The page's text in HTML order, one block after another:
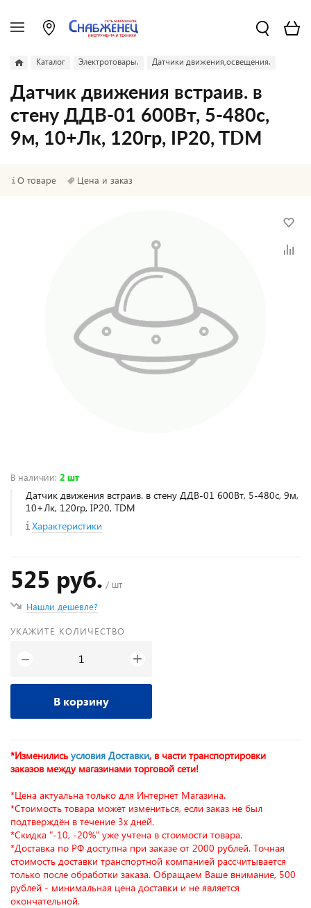
Каталог Электротовары. Датчики движения,освещения.
Датчик движения встраив. в
стену ДДВ-01 600Вт, 5-480с,
9м, 10+Лк, 120гр, IP20, TDM
О товаре Цена и заказ
В наличии: 2 шт
Датчик движения встраив. в стену ДДВ-01 600Вт, 5-480с, 9м,
10+Лк, 120гр, IP20, TDM
Характеристики
525 руб. / шт
Нашли дешевле?
УКАЖИТЕ КОЛИЧЕСТВО
− +
В корзину
*Изменились условия Доставки, в части транспортировки
заказов между магазинами торговой сети!
*Цена актуальна только для Интернет Магазина.
*Стоимость товара может измениться, если заказ не был
подтверждён в течение 3х дней.
*Скидка "-10, -20%" уже учтена в стоимости товара.
*Доставка по РФ доступна при заказе от 2000 рублей. Точная
стоимость доставки транспортной компанией рассчитывается
только после обработки заказа. Обращаем Ваше внимание, 500
рублей - минимальная цена доставки и не является
окончательной.